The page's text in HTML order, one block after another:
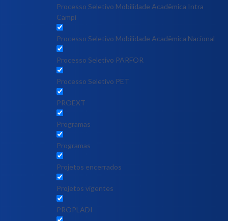
Processo Seletivo Mobilidade Acadêmica Intra
Campi
Processo Seletivo Mobilidade Acadêmica Nacional
Processo Seletivo PARFOR
Processo Seletivo PET
PROEXT
Programas
Programas
Projetos encerrados
Projetos vigentes
PROPLADI